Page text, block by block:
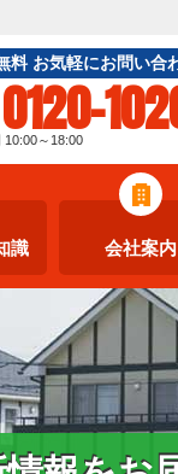
料 お気軽にお問い合
0120-
10:00～18:00
識 会社案内